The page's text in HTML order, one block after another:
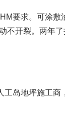
要求。可涂
开裂。两年了
岛地坪施工商